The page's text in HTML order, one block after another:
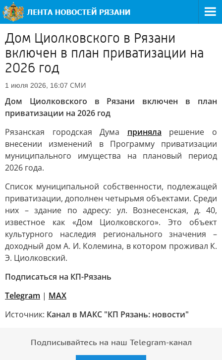
Дом Циолковского в Рязани
включен в план приватизации на
2026 год
1 июля 2026, 16:07 СМИ
Дом Циолковского в Рязани включен в план
приватизации на 2026 год
Рязанская городская Дума приняла решение о
внесении изменений в Программу приватизации
муниципального имущества на плановый период
2026 года.
Список муниципальной собственности, подлежащей
приватизации, дополнен четырьмя объектами. Среди
них – здание по адресу: ул. Вознесенская, д. 40,
известное как «Дом Циолковского». Это объект
культурного наследия регионального значения –
доходный дом А. И. Колемина, в котором проживал К.
Э. Циолковский.
Подписаться на КП-Рязань
Telegram | МАХ
Источник: Канал в МАКС "КП Рязань: новости"
Подписывайтесь на наш Telegram-канал